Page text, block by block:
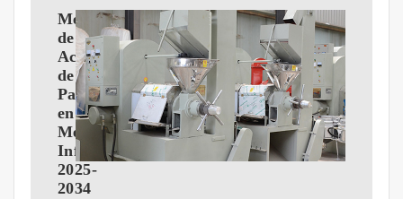
Mercado
de
Aceite
de
Palma
en
México,
Informe
2025-
2034